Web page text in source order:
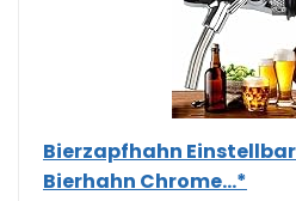
Bierzapfhahn
Bierhahn Chrome...*